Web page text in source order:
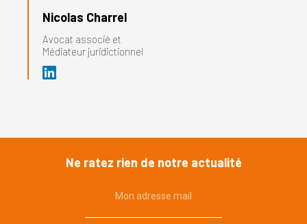
Nicolas Charrel
Avocat associé et
Médiateur juridictionnel
Ne ratez rien de notre actualité
Mon adresse mail